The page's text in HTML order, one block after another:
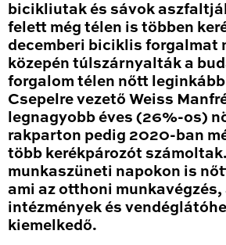
bicikliutak és sávok
felett még télen is többen
decemberi biciklis forgalmat
közepén túlszárnyalták a
forgalom télen nőtt
Csepelre vezető Weiss
legnagyobb éves (26%-os)
rakparton pedig 2020-ban
több kerékpározót
munkaszüneti napokon is
ami az otthoni
intézmények és
kiemelkedő.